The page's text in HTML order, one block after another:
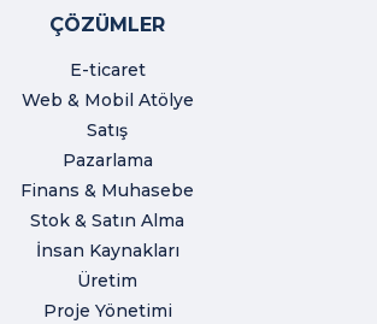
ÇÖZÜMLER
E-ticaret
Web & Mobil Atölye
Satış
Pazarlama
Finans & Muhasebe
Stok & Satın Alma
İnsan Kaynakları
Üretim
Proje Yönetimi